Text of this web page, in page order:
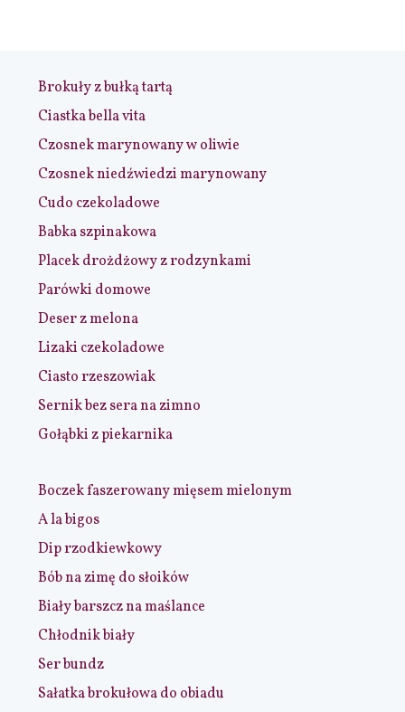
Brokuły z bułką tartą
Ciastka bella vita
Czosnek marynowany w oliwie
Czosnek niedźwiedzi marynowany
Cudo czekoladowe
Babka szpinakowa
Placek drożdżowy z rodzynkami
Parówki domowe
Deser z melona
Lizaki czekoladowe
Ciasto rzeszowiak
Sernik bez sera na zimno
Gołąbki z piekarnika
Boczek faszerowany mięsem mielonym
A la bigos
Dip rzodkiewkowy
Bób na zimę do słoików
Biały barszcz na maślance
Chłodnik biały
Ser bundz
Sałatka brokułowa do obiadu